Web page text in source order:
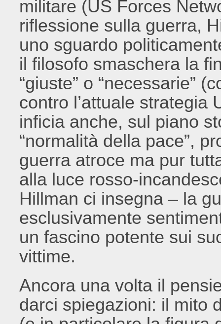
militare (US Forces
riflessione sulla guerra,
uno sguardo
il filosofo smaschera la
“giuste” o “necessarie”
contro l’attuale strategia
inficia anche, sul piano
“normalità della pace”,
guerra atroce ma pur
alla luce rosso-
Hillman ci insegna – la
esclusivamente
un fascino potente sui
vittime.
Ancora una volta il
darci spiegazioni: il mito